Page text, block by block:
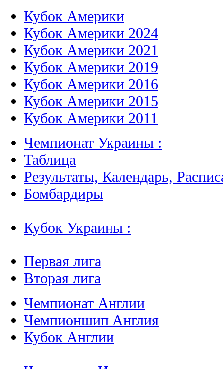
Кубок Америки
Кубок Америки 2024
Кубок Америки 2021
Кубок Америки 2019
Кубок Америки 2016
Кубок Америки 2015
Кубок Америки 2011
Чемпионат Украины :
Таблица
Результаты, Календарь,
Бомбардиры
Кубок Украины :
Первая лига
Вторая лига
Чемпионат Англии
Чемпионшип Англия
Кубок Англии